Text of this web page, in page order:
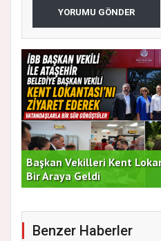
YORUMU GÖNDER
Başkan Vekilleri Kent
Bir Araya Geldi
Benzer Haberler